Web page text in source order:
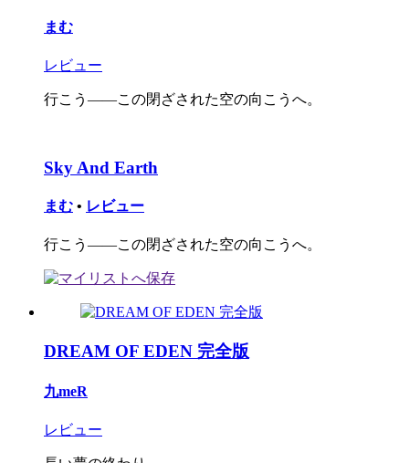
まむ
レビュー
行こう――この閉ざされた空の向こうへ。
Sky And Earth
まむ • レビュー
行こう――この閉ざされた空の向こうへ。
DREAM OF EDEN 完全版
九meR
レビュー